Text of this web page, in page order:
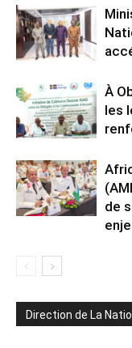
À
les
de
Direction de La